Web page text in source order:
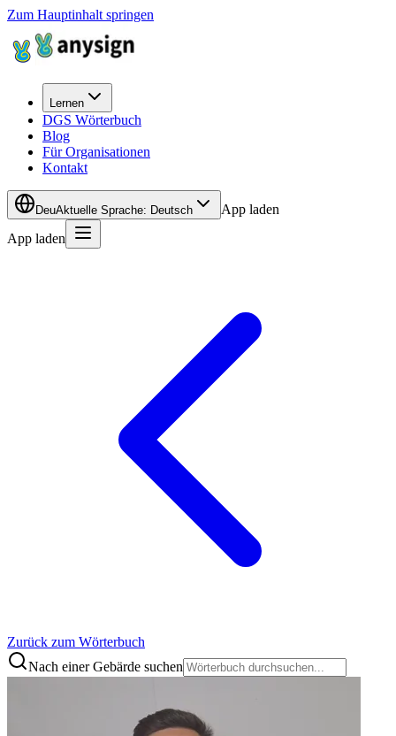
Zum Hauptinhalt springen
Lernen
DGS Wörterbuch
Blog
Für Organisationen
Kontakt
DeuAktuelle Sprache: Deutsch
App laden
App laden
Zurück zum Wörterbuch
Nach einer Gebärde suchen